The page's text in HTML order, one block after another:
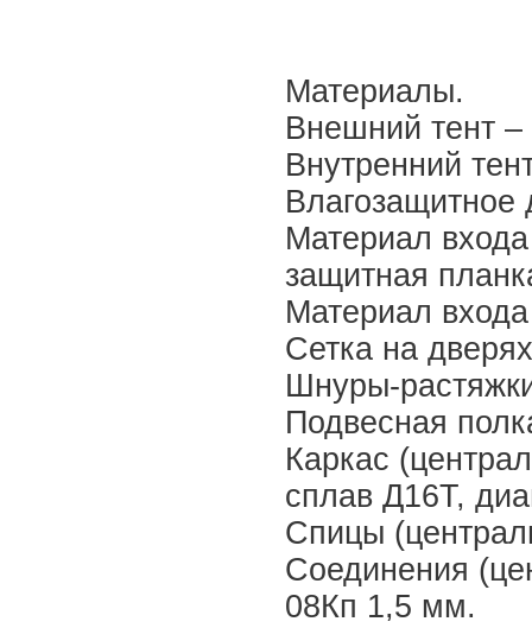
Материалы.
Внешний тент –
Внутренний
Материал
защитная
Материал
Сетка на
Шнуры-
Подвесная
Каркас
сплав Д16Т,
Спицы
Соединения
08Кп 1,5 мм.